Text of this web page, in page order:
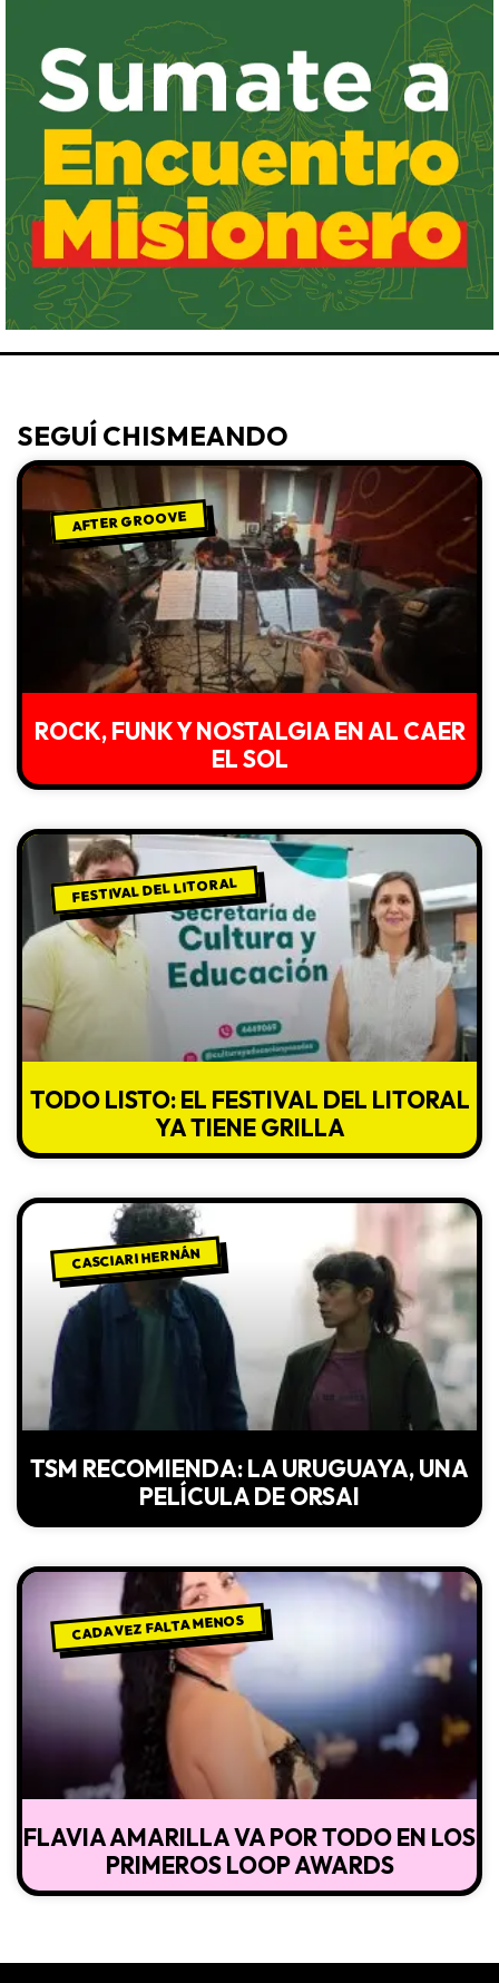
SEGUÍ CHISMEANDO
AFTER GROOVE
ROCK, FUNK Y NOSTALGIA EN AL CAER
EL SOL
FESTIVAL DEL LITORAL
TODO LISTO: EL FESTIVAL DEL LITORAL
YA TIENE GRILLA
CASCIARI HERNÁN
TSM RECOMIENDA: LA URUGUAYA, UNA
PELÍCULA DE ORSAI
CADA VEZ FALTA MENOS
FLAVIA AMARILLA VA POR TODO EN LOS
PRIMEROS LOOP AWARDS